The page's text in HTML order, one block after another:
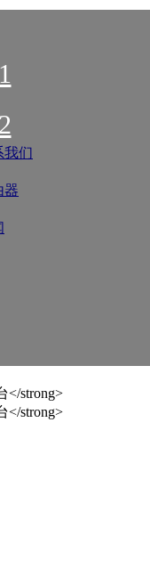
我们
器